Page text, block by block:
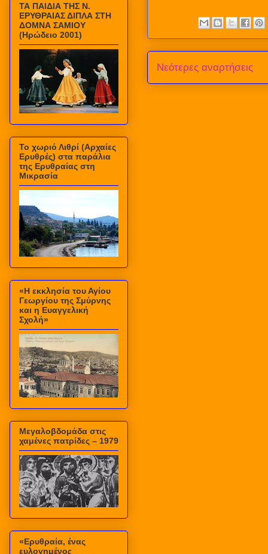
Νεότερες αναρτήσεις
ΤΑ ΠΑΙΔΙΑ ΤΗΣ Ν.
ΕΡΥΘΡΑΙΑΣ ΔΙΠΛΑ ΣΤΗ
ΔΟΜΝΑ ΣΑΜΙΟΥ
(Ηρώδειο 2001)
Το χωριό Λιθρί (Αρχαίες
Ερυθρές) στα παράλια
της Ερυθραίας στη
Μικρασία
«Η εκκλησία του Αγίου
Γεωργίου της Σμύρνης
και η Ευαγγελική
Σχολή»
Μεγαλοβδομάδα στις
χαμένες πατρίδες – 1979
«Ερυθραία, ένας
ευλογημένος